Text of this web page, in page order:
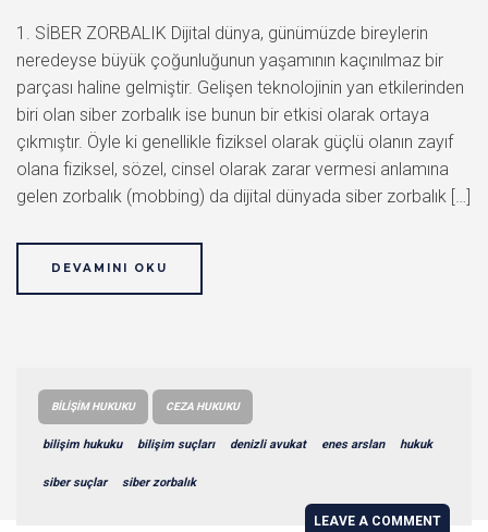
1. SİBER ZORBALIK Dijital dünya, günümüzde bireylerin
neredeyse büyük çoğunluğunun yaşamının kaçınılmaz bir
parçası haline gelmiştir. Gelişen teknolojinin yan etkilerinden
biri olan siber zorbalık ise bunun bir etkisi olarak ortaya
çıkmıştır. Öyle ki genellikle fiziksel olarak güçlü olanın zayıf
olana fiziksel, sözel, cinsel olarak zarar vermesi anlamına
gelen zorbalık (mobbing) da dijital dünyada siber zorbalık […]
DEVAMINI OKU
BILIŞIM HUKUKU CEZA HUKUKU
bilişim hukuku bilişim suçları denizli avukat enes arslan hukuk
siber suçlar siber zorbalık
LEAVE A COMMENT